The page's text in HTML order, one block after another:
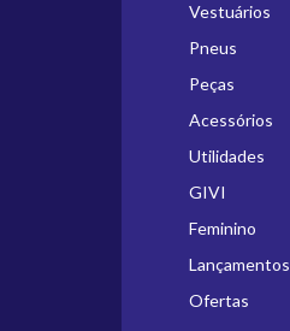
Vestuários
Pneus
Peças
Acessórios
Utilidades
GIVI
Feminino
Lançamentos
Ofertas